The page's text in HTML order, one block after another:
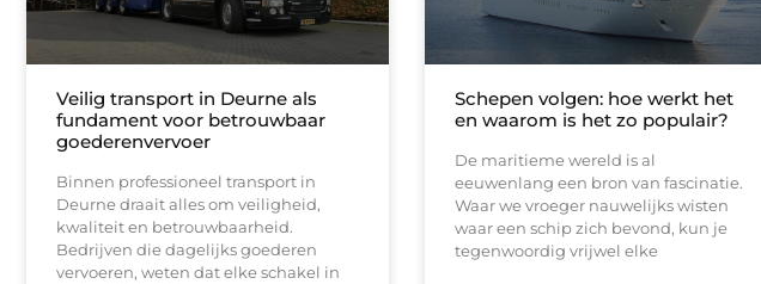
Veilig transport in Deurne als
fundament voor betrouwbaar
goederenvervoer
Binnen professioneel transport in
Deurne draait alles om veiligheid,
kwaliteit en betrouwbaarheid.
Bedrijven die dagelijks goederen
vervoeren, weten dat elke schakel in
Schepen volgen: hoe werkt het
en waarom is het zo populair?
De maritieme wereld is al
eeuwenlang een bron van fascinatie.
Waar we vroeger nauwelijks wisten
waar een schip zich bevond, kun je
tegenwoordig vrijwel elke